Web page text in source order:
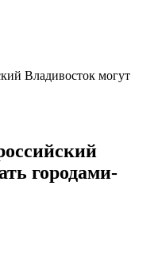
Владивосток могут
городами-